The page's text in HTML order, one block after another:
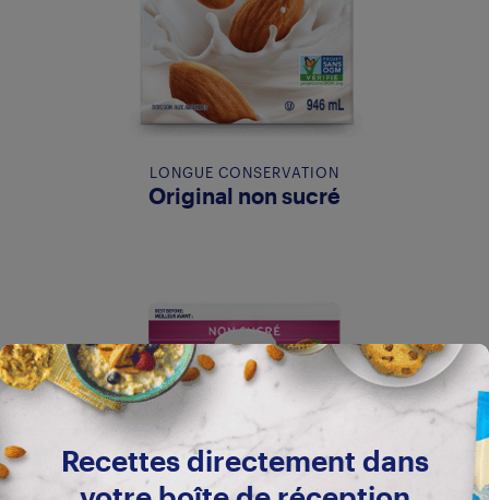
LONGUE CONSERVATION
Original non sucré
Recettes directement dans